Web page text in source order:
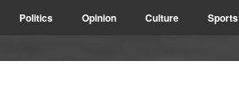
Politics Opinion Culture Sports